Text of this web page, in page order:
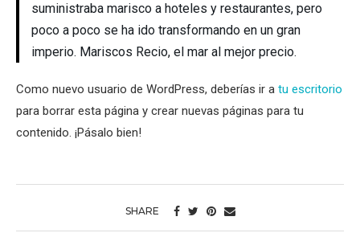
suministraba marisco a hoteles y restaurantes, pero
poco a poco se ha ido transformando en un gran
imperio. Mariscos Recio, el mar al mejor precio.
Como nuevo usuario de WordPress, deberías ir a tu escritorio
para borrar esta página y crear nuevas páginas para tu
contenido. ¡Pásalo bien!
SHARE